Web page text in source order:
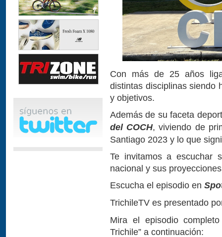
Con más de 25 años
distintas disciplinas siendo
y objetivos.
Además de su faceta
del COCH, viviendo de
Santiago 2023 y lo que
Te invitamos a escuchar
nacional y sus
Escucha el episodio en
TrichileTV es presentado
Mira el episodio
Trichile” a continuación: